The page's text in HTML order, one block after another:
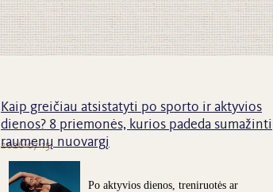
Kaip greičiau atsistatyti po sporto ir aktyvios
dienos? 8 priemonės, kurios padeda sumažinti
raumenų nuovargį
2026-07-15
Po aktyvios dienos, treniruotės ar